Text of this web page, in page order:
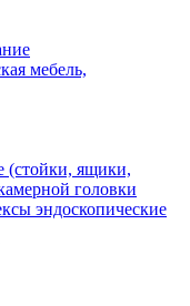
мебель,
(стойки, ящики,
головки
эндоскопические